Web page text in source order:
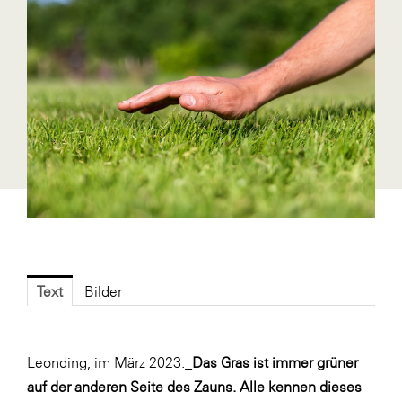
Darbo
Designer Outlets Parndorf und Salzburg
DOMOFERM
Essity
EY
FG UBIT Salzburg
foodaffairs
FV Energierohstoff & Kraftstoff
Gas Connect Austria
Text Bilder
Leonding, im März 2023._ Das Gras ist immer grüner
auf der anderen Seite des Zauns. Alle kennen dieses